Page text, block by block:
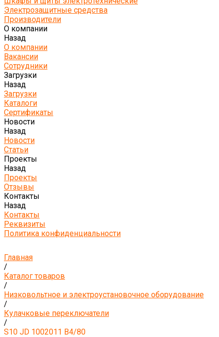
Электрозащитные средства
Производители
О компании
Назад
О компании
Вакансии
Сотрудники
Загрузки
Назад
Загрузки
Каталоги
Сертификаты
Новости
Назад
Новости
Статьи
Проекты
Назад
Проекты
Отзывы
Контакты
Назад
Контакты
Реквизиты
Политика конфиденциальности
Главная
/
Каталог товаров
/
Низковольтное и электроустановочное оборудование
/
Кулачковые переключатели
/
S10 JD 1002011 B4/80